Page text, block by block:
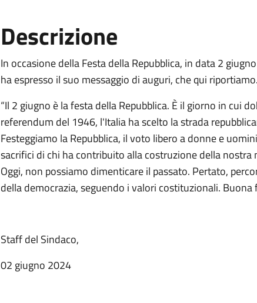
Descrizione
In occasione della Festa della Repubblica, in data 2
ha espresso il suo messaggio di auguri, che qui riportiamo.
“Il 2 giugno è la festa della Repubblica. È il giorno in cui
referendum del 1946, l'Italia ha scelto la strada
Festeggiamo la Repubblica, il voto libero a donne e
sacrifici di chi ha contribuito alla costruzione della nostra
Oggi, non possiamo dimenticare il passato. Pertato,
della democrazia, seguendo i valori costituzionali. Buona
Staff del Sindaco,
02 giugno 2024